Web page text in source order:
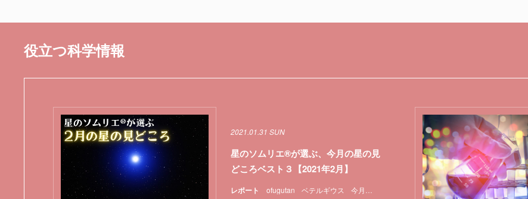
役立つ科学情報
レポート ofugutan ベテルギウス 今月の星の見どころ 天体観測 特集
2021.01.31 SUN
星のソムリエ®が選ぶ、今月の星の見
どころベスト３【2021年2月】